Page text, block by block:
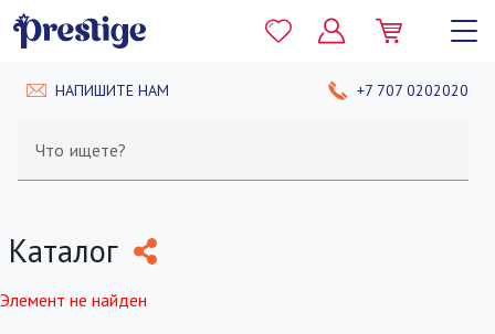
НАПИШИТЕ НАМ +7 707 0202020
Что ищете?
Каталог
Элемент не найден